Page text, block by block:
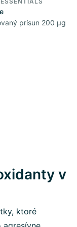
prísun 200 µg
v
ktoré